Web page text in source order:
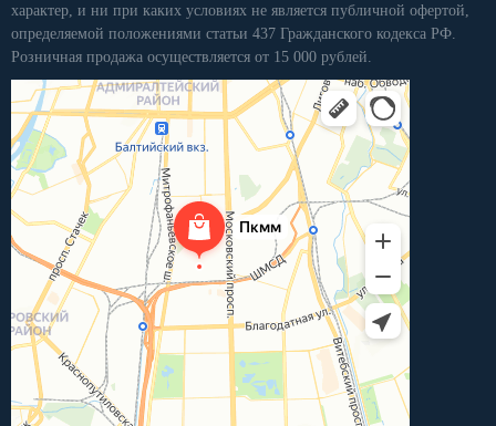
характер, и ни при каких условиях не является публичной офертой,
определяемой положениями статьи 437 Гражданского кодекса РФ.
Розничная продажа осуществляется от 15 000 рублей.